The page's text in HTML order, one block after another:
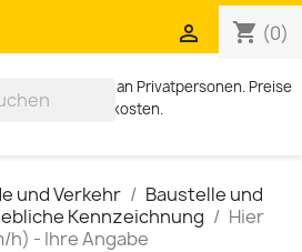
shopping_cart (0)

Kein Verkauf an Privatpersonen. Preise
und Versandkosten.
und Verkehr
Baustelle und
Kennzeichnung
Hier
h) - Ihre Angabe